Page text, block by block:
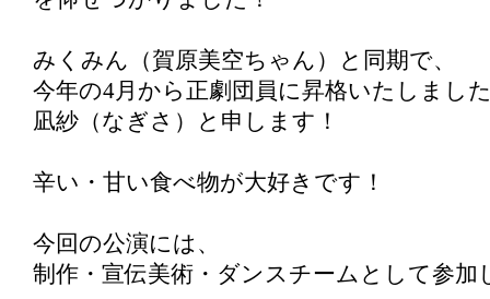
みくみん（賀原美空ちゃん）と同期で、
今年の4月から正劇団員に昇格いたしまし
凪紗（なぎさ）と申します！
辛い・甘い食べ物が大好きです！
今回の公演には、
制作・宣伝美術・ダンスチームとして参加